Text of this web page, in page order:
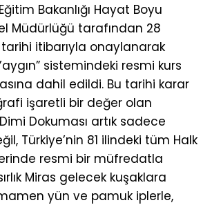
Bakanlığı Hayat Boyu
Müdürlüğü tarafından 28
itibarıyla onaylanarak
sistemindeki resmi kurs
dahil edildi. Bu tarihi karar
işaretli bir değer olan
Dokuması artık sadece
Türkiye’nin 81 ilindeki tüm Halk
resmi bir müfredatla
Miras gelecek kuşaklara
yün ve pamuk iplerle,